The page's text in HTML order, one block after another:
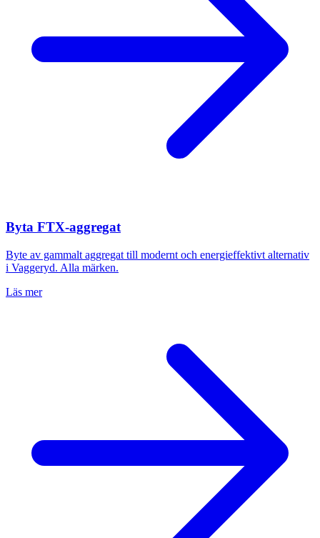
Byta FTX-aggregat
Byte av gammalt aggregat till modernt och energieffektivt alternativ
i Vaggeryd. Alla märken.
Läs mer